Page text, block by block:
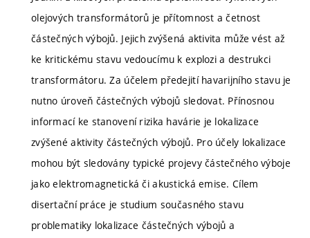
olejových transformátorů je přítomnost a četnost
částečných výbojů. Jejich zvýšená aktivita může vést až
ke kritickému stavu vedoucímu k explozi a destrukci
transformátoru. Za účelem předejití havarijního stavu je
nutno úroveň částečných výbojů sledovat. Přínosnou
informací ke stanovení rizika havárie je lokalizace
zvýšené aktivity částečných výbojů. Pro účely lokalizace
mohou být sledovány typické projevy částečného výboje
jako elektromagnetická či akustická emise. Cílem
disertační práce je studium současného stavu
problematiky lokalizace částečných výbojů a